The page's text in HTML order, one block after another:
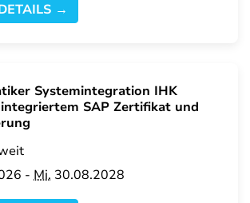
→
Systemintegration IHK
SAP Zertifikat und
-Mi. 30.08.2028